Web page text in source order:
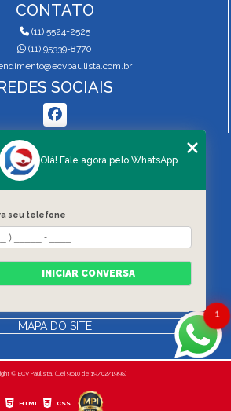
CONTATO
(11) 5524-2525
(11) 95339-8770
SOCIAIS
MENU
QUEM SOMOS
SERVIÇOS
BLOG
REGRAS DE VISTORIA
MAPA DO SITE
© ECV Paulista. (Lei 9610 de 19/02/1998)
HTML CSS
1
Olá! Fale agora pelo WhatsApp
seu telefone
INICIAR CONVERSA